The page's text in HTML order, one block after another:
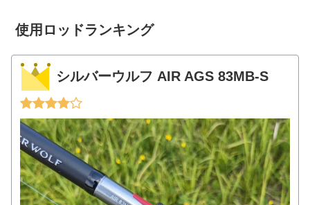
使用ロッドランキング
シルバーウルフ AIR AGS 83MB-S